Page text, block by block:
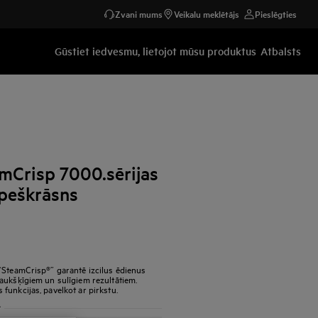
Zvani mums Veikalu meklētājs Pieslēgties
Gūstiet iedvesmu, lietojot mūsu produktus Atbalsts
7000.sērijas
garantē izcilus ēdienus
un sulīgiem rezultātiem.
funkcijas, pavelkot ar pirkstu.